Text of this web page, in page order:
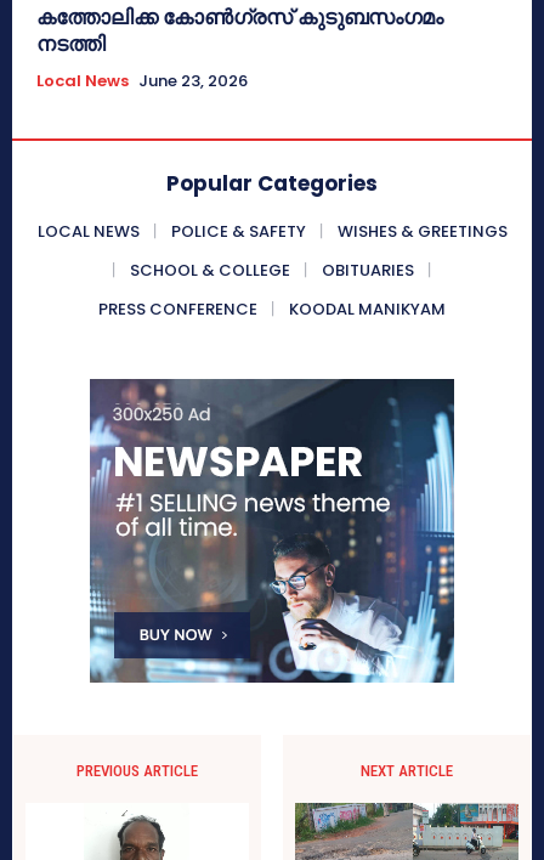
കത്തോലിക്ക കോൺഗ്രസ് കുടുബസംഗമം
നടത്തി
Local News June 23, 2026
Popular Categories
LOCAL NEWS POLICE & SAFETY
WISHES & GREETINGS
SCHOOL & COLLEGE
OBITUARIES
PRESS CONFERENCE
KOODAL MANIKYAM
PREVIOUS ARTICLE NEXT ARTICLE